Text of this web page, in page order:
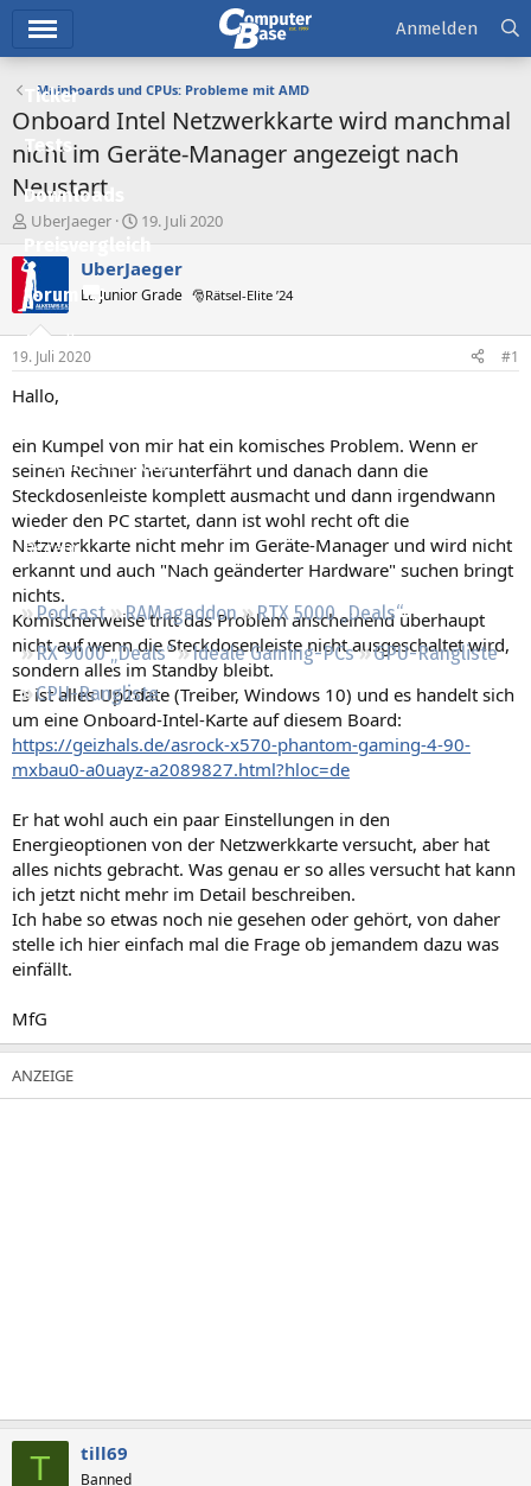
Ticker
Tests
Downloads
Preisvergleich
Forum
Aktuelles
Neueste Aktivitäten
Leserartikel
Regeln
Podcast RAMageddon
RTX 5000 „Deals“
RX 9000 „Deals“
Ideale Gaming-PCs
GPU-Rangliste
CPU-Rangliste
Anmelden
Mainboards und CPUs: Probleme mit AMD
Onboard Intel Netzwerkkarte wird manchmal
nicht im Geräte-Manager angezeigt nach
Neustart
E
r
s
t
e
e
r
UberJaeger
E
r
s
e
t
19. Juli 2020
UberJaeger
Lt. Junior Grade 🎅Rätsel-Elite ’24
19. Juli 2020 #1
Hallo,
ein Kumpel von mir hat ein komisches Problem. Wenn er
seinen Rechner herunterfährt und danach dann die
Steckdosenleiste komplett ausmacht und dann irgendwann
wieder den PC startet, dann ist wohl recht oft die
Netzwerkkarte nicht mehr im Geräte-Manager und wird nicht
erkannt und auch "Nach geänderter Hardware" suchen bringt
nichts.
Komischerweise tritt das Problem anscheinend überhaupt
nicht auf wenn die Steckdosenleiste nicht ausgeschaltet wird,
sondern alles im Standby bleibt.
Es ist alles Up2date (Treiber, Windows 10) und es handelt sich
um eine Onboard-Intel-Karte auf diesem Board:
https://geizhals.de/asrock-x570-phantom-gaming-4-90-
mxbau0-a0uayz-a2089827.html?hloc=de
Er hat wohl auch ein paar Einstellungen in den
Energieoptionen von der Netzwerkkarte versucht, aber hat
alles nichts gebracht. Was genau er so alles versucht hat kann
ich jetzt nicht mehr im Detail beschreiben.
Ich habe so etwas noch nie gesehen oder gehört, von daher
stelle ich hier einfach mal die Frage ob jemandem dazu was
einfällt.
MfG
T till69
Banned